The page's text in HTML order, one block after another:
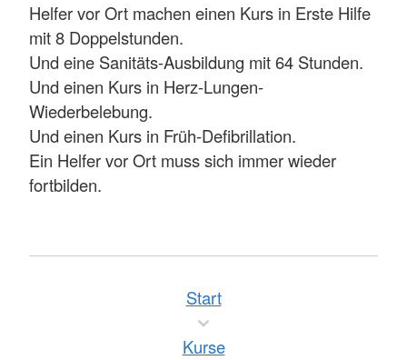
Helfer vor Ort machen einen Kurs in Erste Hilfe
mit 8 Doppelstunden.
Und eine Sanitäts-Ausbildung mit 64 Stunden.
Und einen Kurs in Herz-Lungen-
Wiederbelebung.
Und einen Kurs in Früh-Defibrillation.
Ein Helfer vor Ort muss sich immer wieder
fortbilden.
Start
Kurse